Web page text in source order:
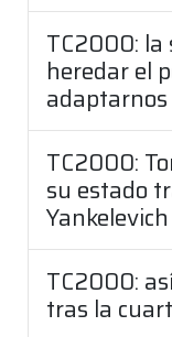
TC2000: la
heredar el
adaptarnos
TC2000:
su estado
TC2000:
tras la